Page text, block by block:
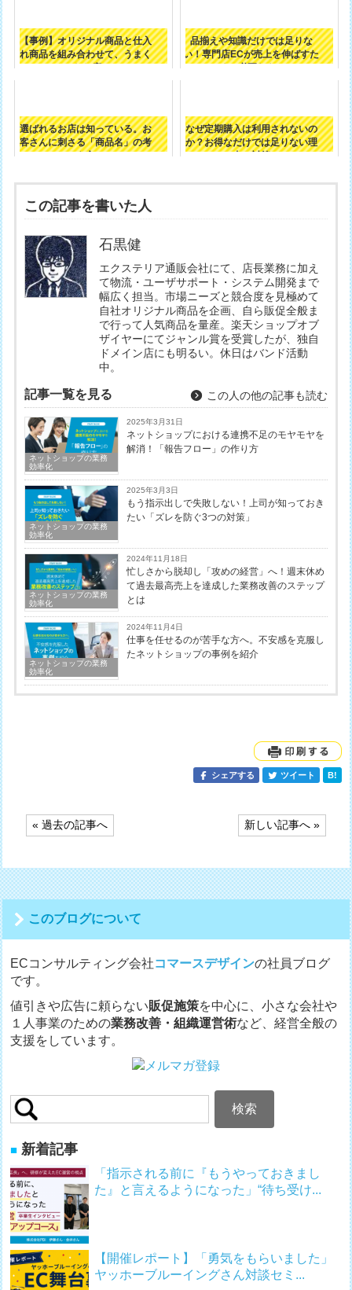
【事例】オリジナル商品と仕入
れ商品を組み合わせて、うまく
いったお店の...
品揃えや知識だけでは足りな
い！専門店ECが売上を伸ばすた
めに必要なも...
選ばれるお店は知っている。お
客さんに刺さる「商品名」の考
え方
なぜ定期購入は利用されないの
か？お得なだけでは足りない理
由と対策
この記事を書いた人
石黒健
エクステリア通販会社にて、店長業務に加え
て物流・ユーザサポート・システム開発まで
幅広く担当。市場ニーズと競合度を見極めて
自社オリジナル商品を企画、自ら販促全般ま
で行って人気商品を量産。楽天ショップオブ
ザイヤーにてジャンル賞を受賞したが、独自
ドメイン店にも明るい。休日はバンド活動
中。
記事一覧を見る この人の他の記事も読む
ネットショップの業務
効率化
2025年3月31日
ネットショップにおける連携不足のモヤモヤを
解消！「報告フロー」の作り方
ネットショップの業務
効率化
2025年3月3日
もう指示出しで失敗しない！上司が知っておき
たい「ズレを防ぐ3つの対策」
ネットショップの業務
効率化
2024年11月18日
忙しさから脱却し「攻めの経営」へ！週末休め
て過去最高売上を達成した業務改善のステップ
とは
ネットショップの業務
効率化
2024年11月4日
仕事を任せるのが苦手な方へ。不安感を克服し
たネットショップの事例を紹介
シェアする ツイート B!
投
稿
ナ
ビ
ゲ
ー
シ
ョ
ン
« 過去の記事へ 新しい記事へ »
このブログについて
ECコンサルティング会社コマースデザインの社員ブログ
です。
値引きや広告に頼らない販促施策を中心に、小さな会社や
１人事業のための業務改善・組織運営術など、経営全般の
支援をしています。
検
索:
新着記事
「指示される前に『もうやっておきまし
た』と言えるようになった」“待ち受け...
【開催レポート】「勇気をもらいました」
ヤッホーブルーイングさん対談セミ...